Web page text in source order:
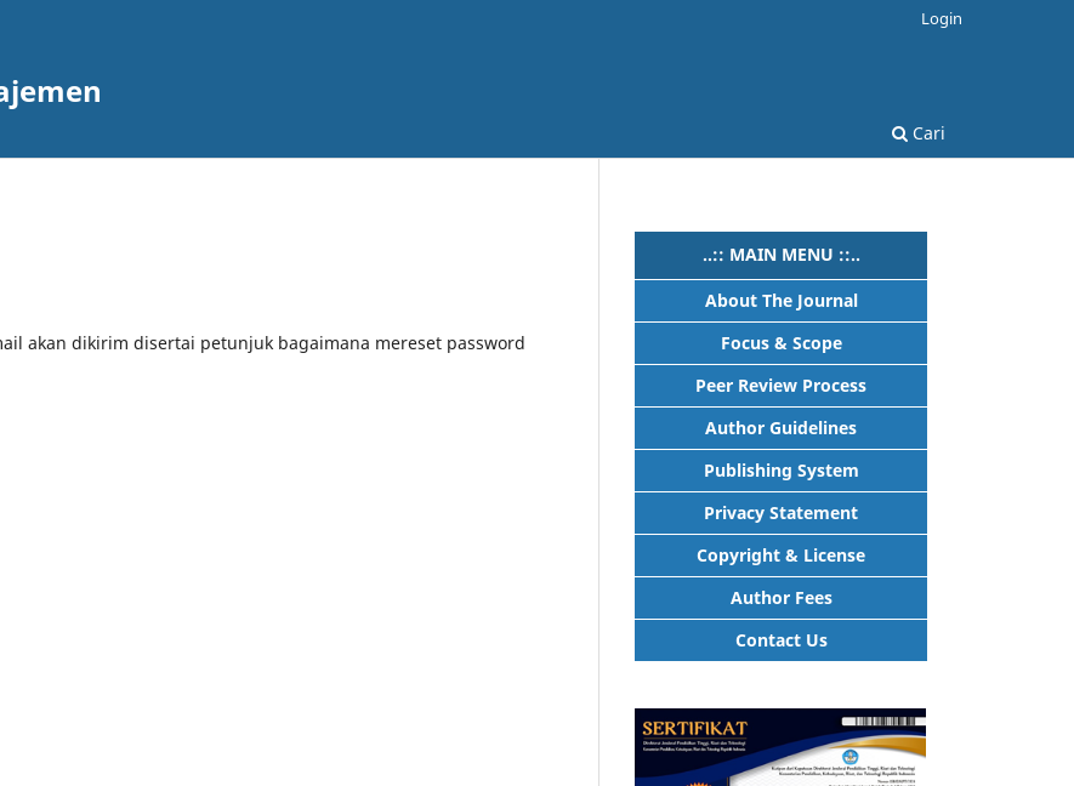
Cari
Login
akan dikirim disertai petunjuk bagaimana mereset password
..:: MAIN MENU ::..
About The Journal
Focus & Scope
Peer Review Process
Author Guidelines
Publishing System
Privacy Statement
Copyright & License
Author Fees
Contact Us